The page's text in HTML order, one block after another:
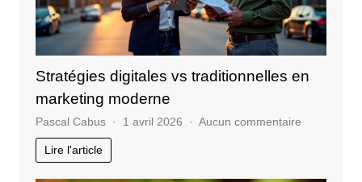
Stratégies digitales vs traditionnelles en
marketing moderne
Pascal Cabus 1 avril 2026 Aucun commentairesur
vs
Lire l'article